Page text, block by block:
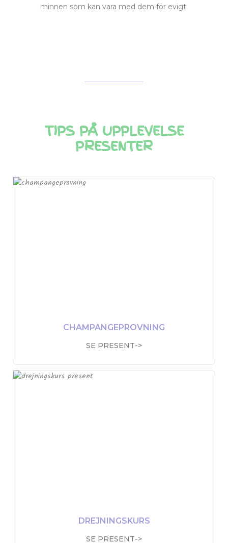
minnen som kan vara med dem för evigt.
TIPS PÅ UPPLEVELSE
PRESENTER
CHAMPANGEPROVNING
SE PRESENT->
DREJNINGSKURS
SE PRESENT->